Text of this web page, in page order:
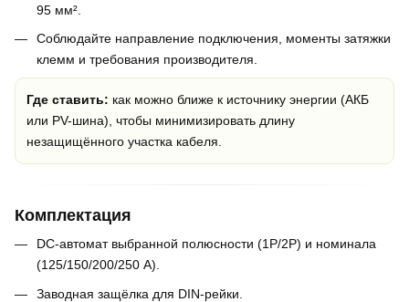
95 мм².
Соблюдайте направление подключения, моменты затяжки
клемм и требования производителя.
Где ставить: как можно ближе к источнику энергии (АКБ
или PV-шина), чтобы минимизировать длину
незащищённого участка кабеля.
Комплектация
DC-автомат выбранной полюсности (1P/2P) и номинала
(125/150/200/250 А).
Заводная защёлка для DIN-рейки.